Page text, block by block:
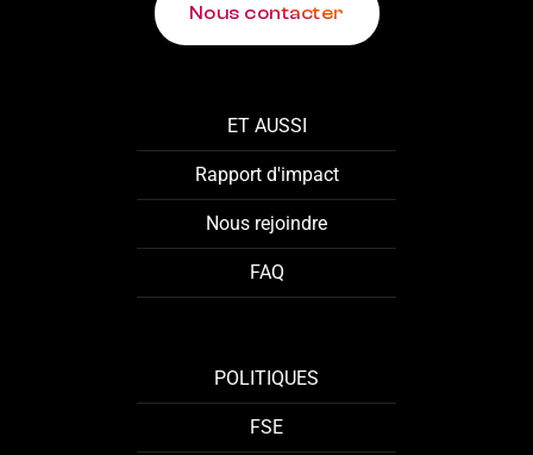
Nous contacter
ET AUSSI
Rapport d'impact
Nous rejoindre
FAQ
POLITIQUES
FSE